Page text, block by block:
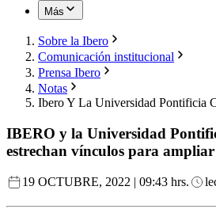
Más
Sobre la Ibero
Comunicación institucional
Prensa Ibero
Notas
Ibero Y La Universidad Pontificia
IBERO y la Universidad
estrechan vínculos para
19 OCTUBRE, 2022 | 09:43 hrs.